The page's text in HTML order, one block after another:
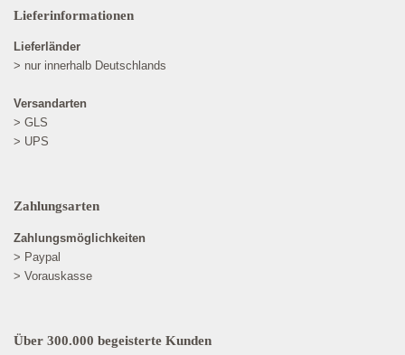
Lieferinformationen
Lieferländer
> nur innerhalb Deutschlands
Versandarten
> GLS
> UPS
Zahlungsarten
Zahlungsmöglichkeiten
> Paypal
> Vorauskasse
Über 300.000 begeisterte Kunden